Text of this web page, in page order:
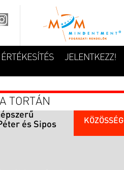
ÉRTÉKESÍTÉS JELENTKEZZ!
TORTÁN
és Sipos
KÖZÖSSÉG